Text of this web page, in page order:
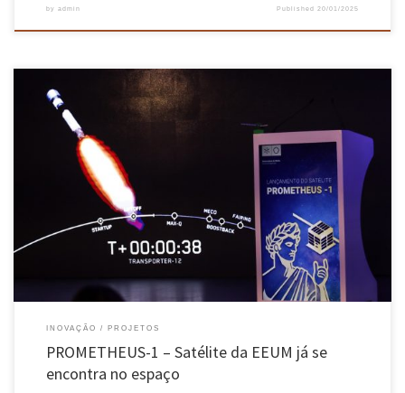
by admin Published 20/01/2025
O satélite PROMETHEUS-1 da Universidade do Minho foi lançado no passado dia 14 de
janeiro, a partir do porto espacial Vanderberg, na Califórnia, EUA, à boleia de um foguetão
Falcon 9 da Space X. O objeto espacial vai ficar a cerca de 500 quilómetros de altitude e coletar
INOVAÇÃO PROJETOS
PROMETHEUS-1 – Satélite da EEUM já se
encontra no espaço